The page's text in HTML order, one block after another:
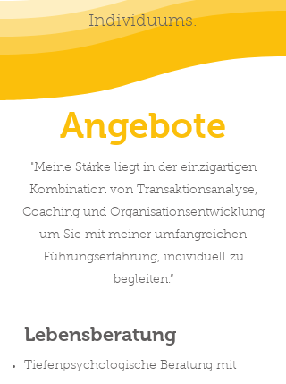
Individuums.
Angebote
"Meine Stärke liegt in der einzigartigen
Kombination von Transaktionsanalyse,
Coaching und Organisationsentwicklung
um Sie mit meiner umfangreichen
Führungserfahrung, individuell zu
begleiten.“
Lebensberatung
Tiefenpsychologische Beratung mit